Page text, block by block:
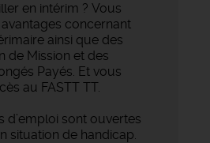
en intérim ? Vous
concernant
ainsi que des
de Mission et des
Payés. Et vous
au FASTT TT.
d’emploi sont ouvertes
situation de handicap.